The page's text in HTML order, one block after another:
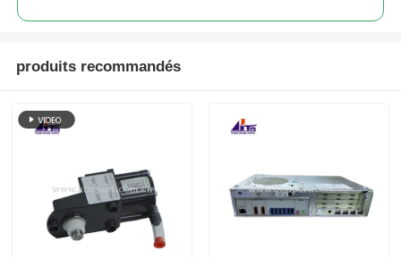
produits recommandés